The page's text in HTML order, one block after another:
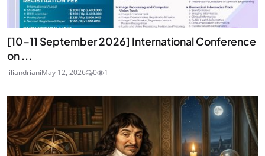
[10–11 September 2026] International Conference
on ...
liliandrianiMay 12, 2026 0 1